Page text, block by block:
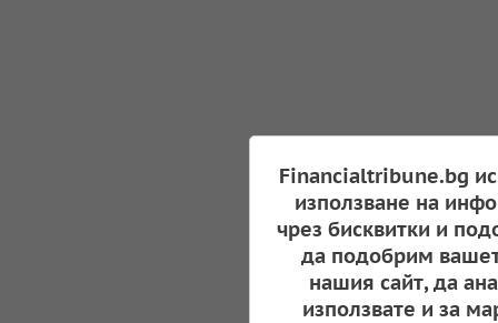
Financialtribune.bg
използване на
чрез бисквитки и
да подобрим
нашия сайт, да
използвате и за